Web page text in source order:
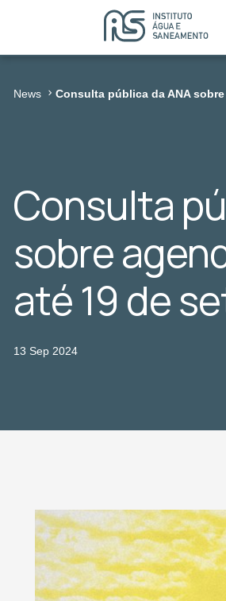
News Consulta pública da ANA
Consulta
sobre
até 19 de
13 Sep 2024